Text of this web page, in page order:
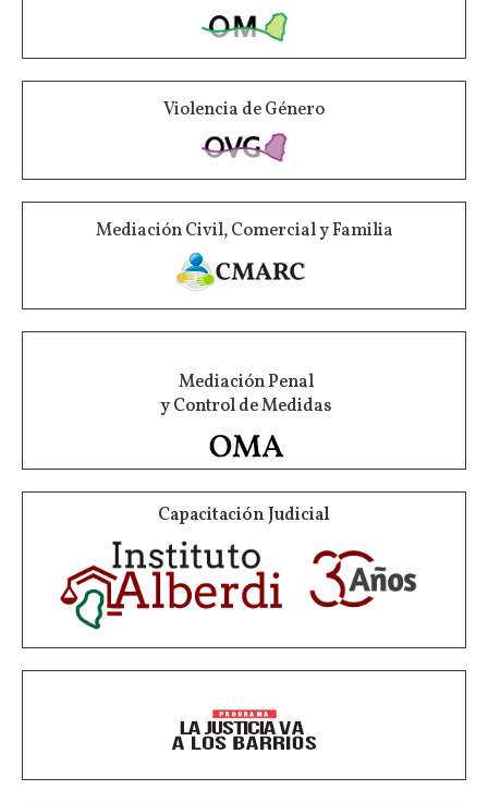
Violencia de Género
Mediación Civil, Comercial y Familia
Mediación Penal
y Control de Medidas
Capacitación Judicial